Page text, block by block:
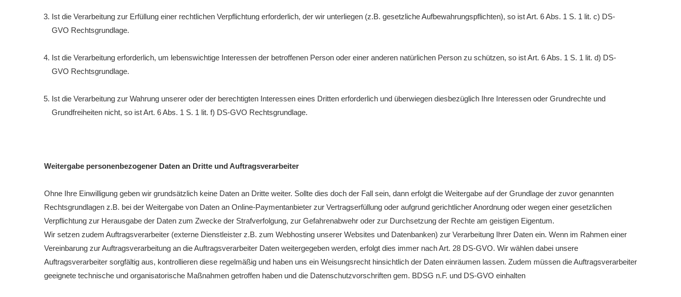
Ist die Verarbeitung zur Erfüllung einer rechtlichen Verpflichtung erforderlich, der wir unterliegen (z.B. gesetzliche Aufbewahrungspflichten), so ist Art. 6 Abs. 1 S. 1 lit. c) DS-
GVO Rechtsgrundlage.
Ist die Verarbeitung erforderlich, um lebenswichtige Interessen der betroffenen Person oder einer anderen natürlichen Person zu schützen, so ist Art. 6 Abs. 1 S. 1 lit. d) DS-
GVO Rechtsgrundlage.
Ist die Verarbeitung zur Wahrung unserer oder der berechtigten Interessen eines Dritten erforderlich und überwiegen diesbezüglich Ihre Interessen oder Grundrechte und
Grundfreiheiten nicht, so ist Art. 6 Abs. 1 S. 1 lit. f) DS-GVO Rechtsgrundlage.
Weitergabe personenbezogener Daten an Dritte und Auftragsverarbeiter
Ohne Ihre Einwilligung geben wir grundsätzlich keine Daten an Dritte weiter. Sollte dies doch der Fall sein, dann erfolgt die Weitergabe auf der Grundlage der zuvor genannten
Rechtsgrundlagen z.B. bei der Weitergabe von Daten an Online-Paymentanbieter zur Vertragserfüllung oder aufgrund gerichtlicher Anordnung oder wegen einer gesetzlichen
Verpflichtung zur Herausgabe der Daten zum Zwecke der Strafverfolgung, zur Gefahrenabwehr oder zur Durchsetzung der Rechte am geistigen Eigentum.
Wir setzen zudem Auftragsverarbeiter (externe Dienstleister z.B. zum Webhosting unserer Websites und Datenbanken) zur Verarbeitung Ihrer Daten ein. Wenn im Rahmen einer
Vereinbarung zur Auftragsverarbeitung an die Auftragsverarbeiter Daten weitergegeben werden, erfolgt dies immer nach Art. 28 DS-GVO. Wir wählen dabei unsere
Auftragsverarbeiter sorgfältig aus, kontrollieren diese regelmäßig und haben uns ein Weisungsrecht hinsichtlich der Daten einräumen lassen. Zudem müssen die Auftragsverarbeiter
geeignete technische und organisatorische Maßnahmen getroffen haben und die Datenschutzvorschriften gem. BDSG n.F. und DS-GVO einhalten